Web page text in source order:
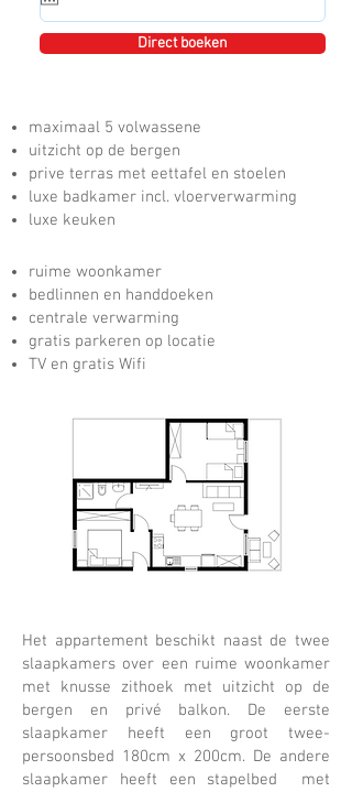
Direct boeken
maximaal 5 volwassene
uitzicht op de bergen
prive terras met eettafel en stoelen
luxe badkamer incl. vloerverwarming
luxe keuken
ruime woonkamer
bedlinnen en handdoeken
centrale verwarming
gratis parkeren op locatie
TV en gratis Wifi
Het appartement beschikt naast de twee
slaapkamers over een ruime woonkamer
met knusse zithoek met uitzicht op de
bergen en privé balkon. De eerste
slaapkamer heeft een groot twee-
persoonsbed 180cm x 200cm. De andere
slaapkamer heeft een stapelbed met